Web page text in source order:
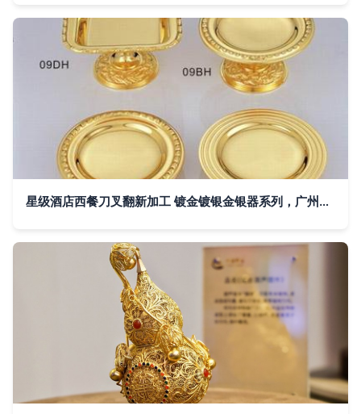
星级酒店西餐刀叉翻新加工 镀金镀银金银器系列，广州银貂金属制品的精湛工艺